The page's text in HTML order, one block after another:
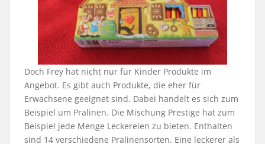
Doch Frey hat nicht nur für Kinder Produkte im
Angebot. Es gibt auch Produkte, die eher für
Erwachsene geeignet sind. Dabei handelt es sich zum
Beispiel um Pralinen. Die Mischung Prestige hat zum
Beispiel jede Menge Leckereien zu bieten. Enthalten
sind 14 verschiedene Pralinensorten. Eine leckerer als